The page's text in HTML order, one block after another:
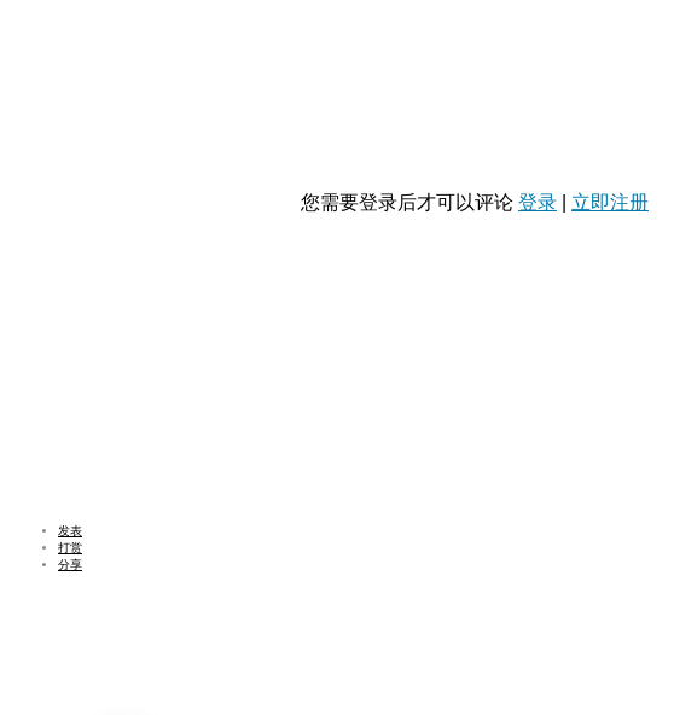
您需要登录后才可以评论 登录 立即注册
发表
打赏
分享